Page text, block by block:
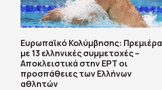
Ευρωπαϊκό Κολύμβησης: Πρεμιέρα
με 13 ελληνικές συμμετοχές –
Αποκλειστικά στην ΕΡΤ οι
προσπάθειες των Ελλήνων
αθλητών